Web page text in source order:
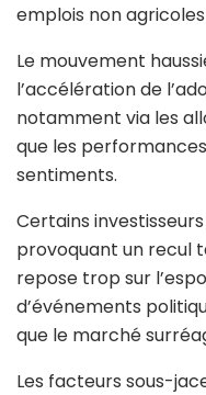
emplois non
Le mouvement
l’accélération de
notamment via les
que les
sentiments.
Certains
provoquant un recul
repose trop sur
d’événements
que le marché
Les facteurs sous-